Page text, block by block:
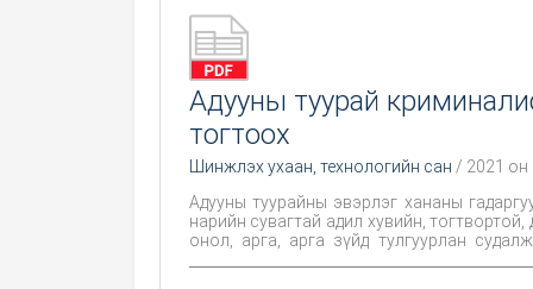
Адууны туурай
тогтоох
Шинжлэх ухаан, технологийн сан / 2021 он
Адууны туурайны эвэрлэг хананы
нарийн сувагтай адил хувийн,
онол, арга, арга зүйд тулгуурлан